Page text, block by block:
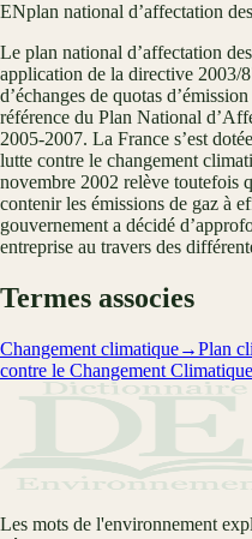
ENplan national d’affectation
Le plan national d’affectation
application de la directive 2003/
d’échanges de quotas
référence du Plan National
2005-2007. La France s’est
lutte contre le changement
novembre 2002 relève toutefois
contenir les émissions de gaz à
gouvernement a décidé
entreprise au travers des
Termes associes
Changement climatique→Plan
contre le Changement
Les mots de l'environnement